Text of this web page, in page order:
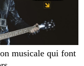
musicale qui font